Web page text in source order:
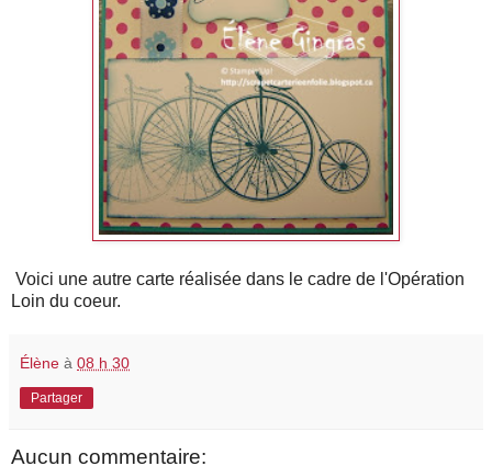
Voici une autre carte réalisée dans le cadre de l'Opération
Loin du coeur.
Élène à 08 h 30
Partager
Aucun commentaire: